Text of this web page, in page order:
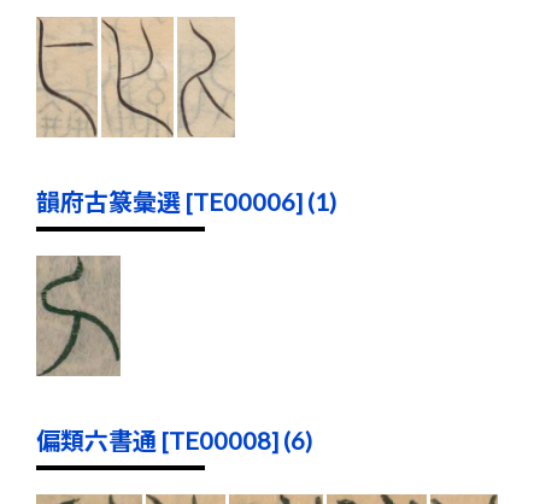
韻府古篆彙選 [TE00006] (1)
偏類六書通 [TE00008] (6)